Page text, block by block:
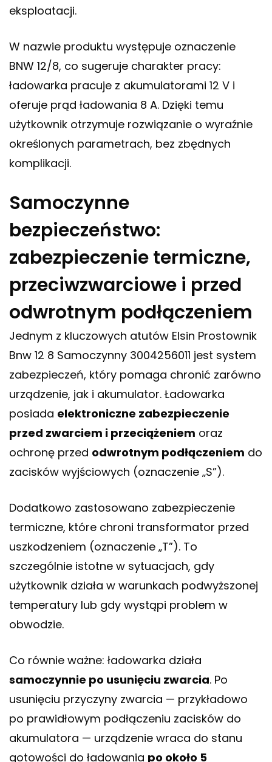
eksploatacji.
W nazwie produktu występuje oznaczenie
BNW 12/8, co sugeruje charakter pracy:
ładowarka pracuje z akumulatorami 12 V i
oferuje prąd ładowania 8 A. Dzięki temu
użytkownik otrzymuje rozwiązanie o wyraźnie
określonych parametrach, bez zbędnych
komplikacji.
Samoczynne
bezpieczeństwo:
zabezpieczenie termiczne,
przeciwzwarciowe i przed
odwrotnym podłączeniem
Jednym z kluczowych atutów Elsin Prostownik
Bnw 12 8 Samoczynny 3004256011 jest system
zabezpieczeń, który pomaga chronić zarówno
urządzenie, jak i akumulator. Ładowarka
posiada elektroniczne zabezpieczenie
przed zwarciem i przeciążeniem oraz
ochronę przed odwrotnym podłączeniem do
zacisków wyjściowych (oznaczenie „S”).
Dodatkowo zastosowano zabezpieczenie
termiczne, które chroni transformator przed
uszkodzeniem (oznaczenie „T”). To
szczególnie istotne w sytuacjach, gdy
użytkownik działa w warunkach podwyższonej
temperatury lub gdy wystąpi problem w
obwodzie.
Co równie ważne: ładowarka działa
samoczynnie po usunięciu zwarcia. Po
usunięciu przyczyny zwarcia — przykładowo
po prawidłowym podłączeniu zacisków do
akumulatora — urządzenie wraca do stanu
gotowości do ładowania po około 5